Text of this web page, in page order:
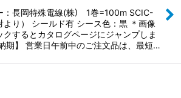
：長岡特殊電線(株) 1巻=100m SCIC-
より） シールド有 シース色：黒 ＊画像
クするとカタログページにジャンプしま
期】 営業日午前中のご注文品は、最短…